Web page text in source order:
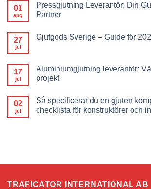
01
aug
Pressgjutning Leverantör: Din
Partner
27
jul
Gjutgods Sverige – Guide för
17
jul
Aluminiumgjutning leverantör:
projekt
02
jul
Så specificerar du en gjuten
checklista för konstruktörer och
TRAFICATOR INTERNATIONAL AB